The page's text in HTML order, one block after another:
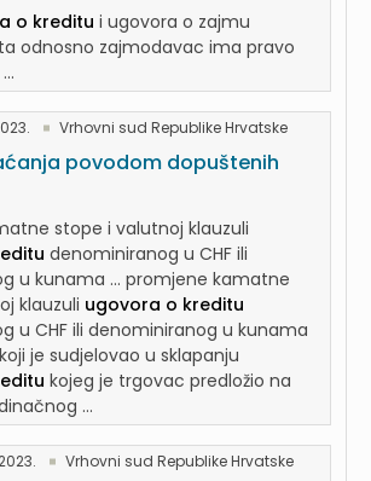
o kreditu i ugovora o zajmu
odnosno zajmodavac ima pravo
Vrhovni sud Republike Hrvatske
povodom dopuštenih
stope i valutnoj klauzuli
denominiranog u CHF ili
u kunama ... promjene kamatne
klauzuli ugovora o kreditu
u CHF ili denominiranog u kunama
je sudjelovao u sklapanju
kojeg je trgovac predložio na
...
Vrhovni sud Republike Hrvatske